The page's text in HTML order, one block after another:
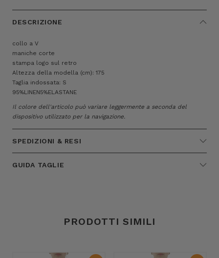
DESCRIZIONE
collo a V
maniche corte
stampa logo sul retro
Altezza della modella (cm): 175
Taglia indossata: S
95%LINEN5%ELASTANE
Il colore dell'articolo può variare leggermente a seconda del
dispositivo utilizzato per la navigazione.
SPEDIZIONI & RESI
GUIDA TAGLIE
PRODOTTI SIMILI